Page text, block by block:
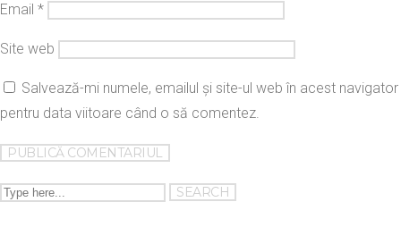
Email *
Site web
Salvează-mi numele, emailul și site-ul web în acest navigator
pentru data viitoare când o să comentez.